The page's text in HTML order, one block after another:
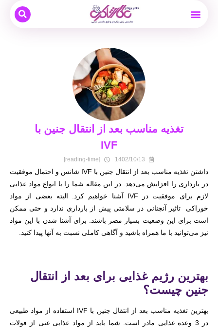
تغذیه مناسب بعد از انتقال جنین با
IVF
1402/10/13
[reading-time]
داشتن تغذیه مناسب بعد از انتقال جنین با IVF شانس و احتمال موفقیت
در بارداری را افزایش می‌دهد. در این مقاله شما را با انواع مواد غذایی
لازم برای موفقیت در IVF آشنا خواهیم کرد. البته بعضی از مواد
خوراکی تاثیر آنچنانی در سلامتی پیش از بارداری ندارد و حتی ممکن
است برای این وضعیت بسیار مضر باشند. برای آشنا شدن با این مواد
نیز می‌توانید با ما همراه باشید و آگاهی کاملی نسبت به آنها پیدا کنید.
بهترین رژیم غذایی برای بعد از انتقال
جنین چیست؟
بهترین تغذیه مناسب بعد از انتقال جنین با IVF استفاده از مواد طبیعی
در 3 وعده غذایی مادر است. شما باید از مواد غذایی غنی از فولات